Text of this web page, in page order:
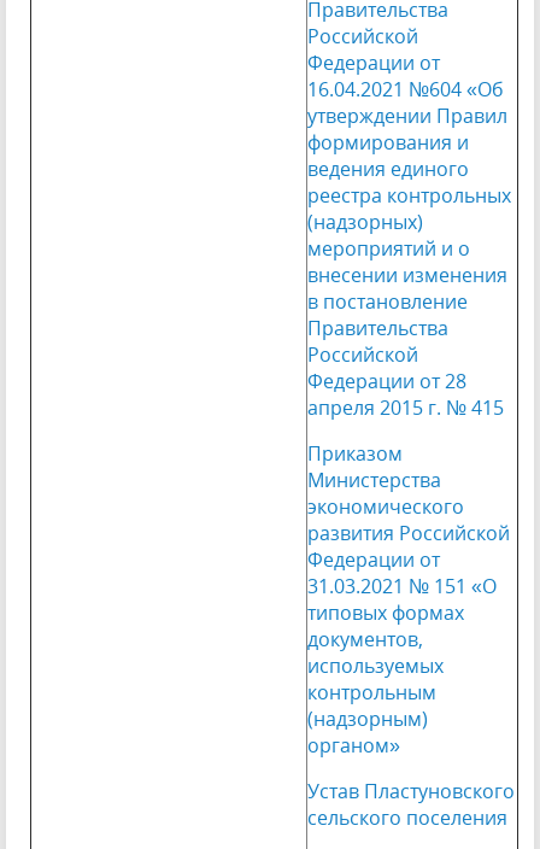
Правительства
Российской
Федерации от
16.04.2021 №604 «Об
утверждении Правил
формирования и
ведения единого
реестра контрольных
(надзорных)
мероприятий и о
внесении изменения
в постановление
Правительства
Российской
Федерации от 28
апреля 2015 г. № 415
Приказом
Министерства
экономического
развития Российской
Федерации от
31.03.2021 № 151 «О
типовых формах
документов,
используемых
контрольным
(надзорным)
органом»
Устав Пластуновского
сельского поселения